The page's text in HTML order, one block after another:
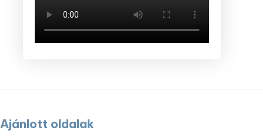
Ajánlott oldalak